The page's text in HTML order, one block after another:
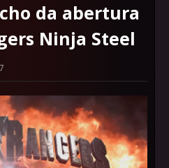
da abertura
Ninja Steel